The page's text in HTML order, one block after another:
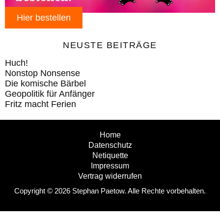
Hier bestellen
NEUSTE BEITRÄGE
Huch!
Nonstop Nonsense
Die komische Bärbel
Geopolitik für Anfänger
Fritz macht Ferien
Home
Datenschutz
Netiquette
Impressum
Vertrag widerrufen
Copyright © 2026 Stephan Paetow. Alle Rechte vorbehalten.